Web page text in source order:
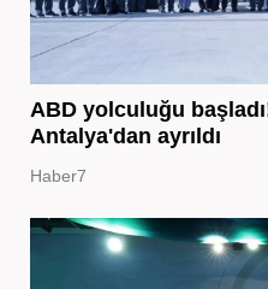
ABD yolculuğu
Antalya'dan ayrıldı
Haber7